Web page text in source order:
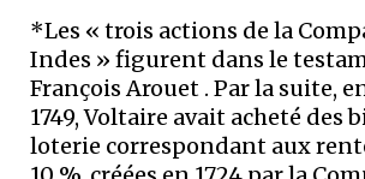
*Les « trois actions de la
Indes » figurent dans le
François Arouet . Par la suite,
1749, Voltaire avait acheté des
loterie correspondant aux